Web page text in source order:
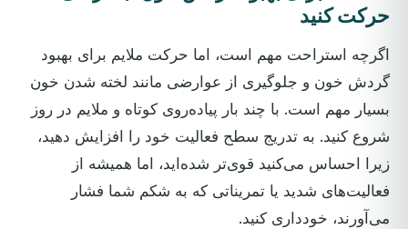
حرکت کنید
اگرچه استراحت مهم است، اما حرکت ملایم برای بهبود
گردش خون و جلوگیری از عوارضی مانند لخته شدن خون
بسیار مهم است. با چند بار پیاده‌روی کوتاه و ملایم در روز
شروع کنید. به تدریج سطح فعالیت خود را افزایش دهید،
زیرا احساس می‌کنید قوی‌تر شده‌اید، اما همیشه از
فعالیت‌های شدید یا تمریناتی که به شکم شما فشار
می‌آورند، خودداری کنید.